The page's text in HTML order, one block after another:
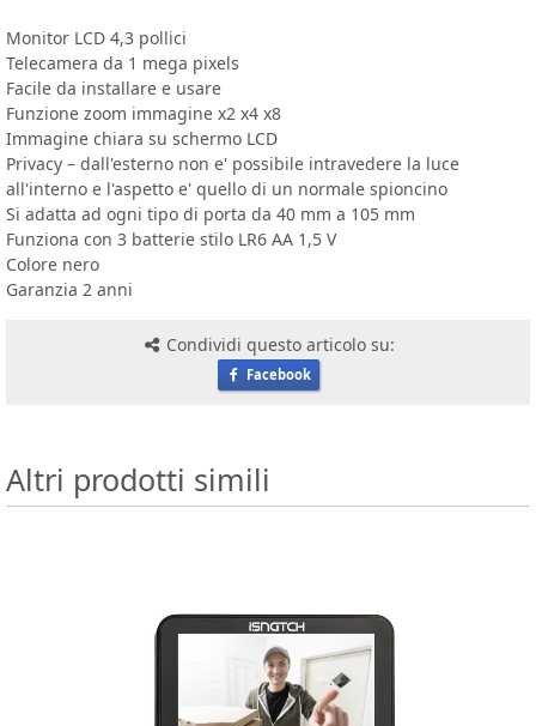
Monitor LCD 4,3 pollici
Telecamera da 1 mega pixels
Facile da installare e usare
Funzione zoom immagine x2 x4 x8
Immagine chiara su schermo LCD
Privacy – dall'esterno non e' possibile intravedere la luce
all'interno e l'aspetto e' quello di un normale spioncino
Si adatta ad ogni tipo di porta da 40 mm a 105 mm
Funziona con 3 batterie stilo LR6 AA 1,5 V
Colore nero
Garanzia 2 anni
Condividi questo articolo su:
Facebook
Altri prodotti simili